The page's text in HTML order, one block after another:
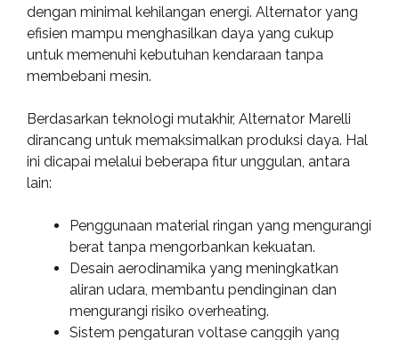
dengan minimal kehilangan energi. Alternator yang
efisien mampu menghasilkan daya yang cukup
untuk memenuhi kebutuhan kendaraan tanpa
membebani mesin.
Berdasarkan teknologi mutakhir, Alternator Marelli
dirancang untuk memaksimalkan produksi daya. Hal
ini dicapai melalui beberapa fitur unggulan, antara
lain:
Penggunaan material ringan yang mengurangi
berat tanpa mengorbankan kekuatan.
Desain aerodinamika yang meningkatkan
aliran udara, membantu pendinginan dan
mengurangi risiko overheating.
Sistem pengaturan voltase canggih yang